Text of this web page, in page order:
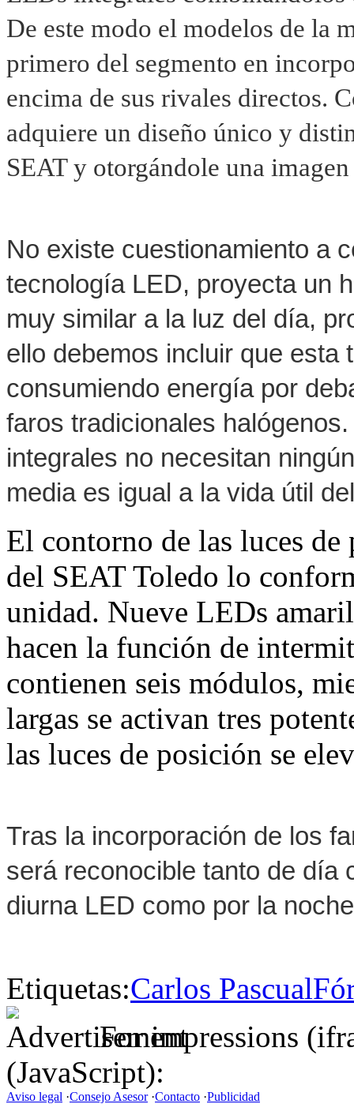
De este modo el modelos de la
primero del segmento en
encima de sus rivales directos.
adquiere un diseño único y
SEAT y otorgándole una
No existe cuestionamiento a
tecnología LED, proyecta un
muy similar a la luz del día,
ello debemos incluir que esta
consumiendo energía por
faros tradicionales
integrales no necesitan
media es igual a la vida útil
El contorno de las luces
del SEAT Toledo lo
unidad. Nueve LEDs
hacen la función de
contienen seis módulos,
largas se activan tres
las luces de posición se
Tras la incorporación de los
será reconocible tanto de día
diurna LED como por la
Etiquetas:Carlos Pascual
For impressions
(JavaScript):
Aviso legal ·Consejo Asesor·Contacto ·Publicidad